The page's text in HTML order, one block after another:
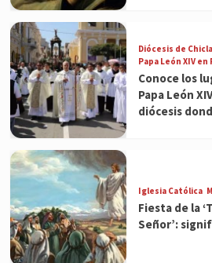
Diócesis de
Papa León XIV en
Conoce los
Papa León
diócesis
Iglesia Católica
Fiesta de la
Señor’: